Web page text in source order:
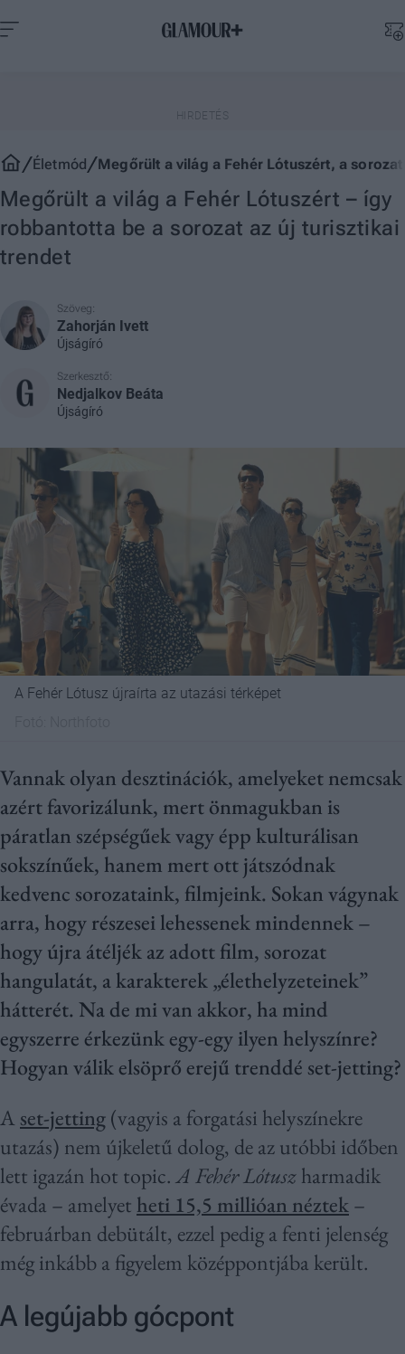
Életmód Megőrült a világ a Fehér Lótuszért, a
Megőrült a világ a Fehér Lótuszért – így
robbantotta be a sorozat az új turisztikai
trendet
Szöveg:
Zahorján Ivett
Újságíró
Szerkesztő:
Nedjalkov Beáta
Újságíró
A Fehér Lótusz újraírta az utazási térképet
Vannak olyan desztinációk, amelyeket nemcsak
azért favorizálunk, mert önmagukban is
páratlan szépségűek vagy épp kulturálisan
sokszínűek, hanem mert ott játszódnak
kedvenc sorozataink, filmjeink. Sokan vágynak
arra, hogy részesei lehessenek mindennek –
hogy újra átéljék az adott film, sorozat
hangulatát, a karakterek „élethelyzeteinek”
hátterét. Na de mi van akkor, ha mind
egyszerre érkezünk egy-egy ilyen helyszínre?
Hogyan válik elsöprő erejű trenddé set-jetting?
A set-jetting(vagyis a forgatási helyszínekre
utazás) nem újkeletű dolog, de az utóbbi időben
lett igazán hot topic.A Fehér Lótuszharmadik
évada – amelyet heti 15,5 millióan néztek–
februárban debütált, ezzel pedig a fenti jelenség
még inkább a figyelem középpontjába került.
A legújabb gócpont